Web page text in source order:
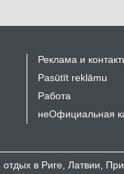
Реклама и
Pasūtīt reklāmu
Работа
неОфициальная
в Риге, Латвии,